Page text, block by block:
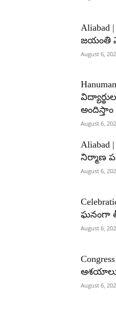
జయంతి
August 6,
అందిస్తాం
August 6,
నిర్మాణ
August 6,
ఘనంగా
August 6,
ఆశయాలు
August 6,